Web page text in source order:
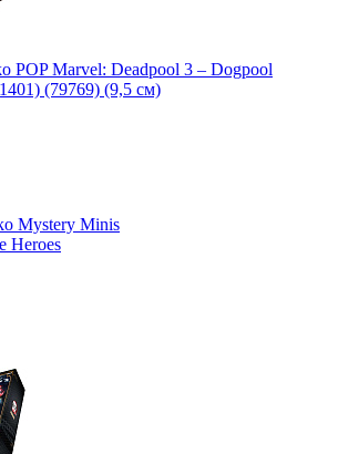
POP Marvel: Deadpool 3 – Dogpool
(79769) (9,5 см)
Mystery Minis
Heroes